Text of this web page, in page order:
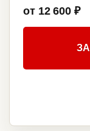
от 12 600 ₽